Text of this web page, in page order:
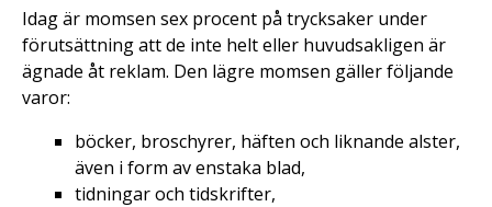
Idag är momsen sex procent på trycksaker under
förutsättning att de inte helt eller huvudsakligen är
ägnade åt reklam. Den lägre momsen gäller följande
varor:
böcker, broschyrer, häften och liknande alster,
även i form av enstaka blad,
tidningar och tidskrifter,